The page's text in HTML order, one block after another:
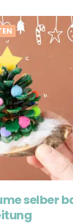
selber